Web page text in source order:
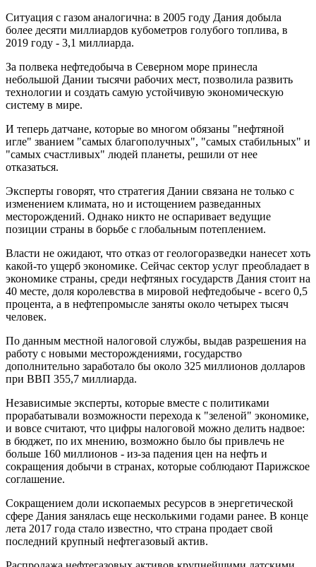
Ситуация с газом аналогична: в 2005 году Дания добыла
более десяти миллиардов кубометров голубого топлива, в
2019 году - 3,1 миллиарда.
За полвека нефтедобыча в Северном море принесла
небольшой Дании тысячи рабочих мест, позволила развить
технологии и создать самую устойчивую экономическую
систему в мире.
И теперь датчане, которые во многом обязаны "нефтяной
игле" званием "самых благополучных", "самых стабильных" и
"самых счастливых" людей планеты, решили от нее
отказаться.
Эксперты говорят, что стратегия Дании связана не только с
изменением климата, но и истощением разведанных
месторождений. Однако никто не оспаривает ведущие
позиции страны в борьбе с глобальным потеплением.
Власти не ожидают, что отказ от геологоразведки нанесет хоть
какой-то ущерб экономике. Сейчас сектор услуг преобладает в
экономике страны, среди нефтяных государств Дания стоит на
40 месте, доля королевства в мировой нефтедобыче - всего 0,5
процента, а в нефтепромысле заняты около четырех тысяч
человек.
По данным местной налоговой службы, выдав разрешения на
работу с новыми месторождениями, государство
дополнительно заработало бы около 325 миллионов долларов
при ВВП 355,7 миллиарда.
Независимые эксперты, которые вместе с политиками
прорабатывали возможности перехода к "зеленой" экономике,
и вовсе считают, что цифры налоговой можно делить надвое:
в бюджет, по их мнению, возможно было бы привлечь не
больше 160 миллионов - из-за падения цен на нефть и
сокращения добычи в странах, которые соблюдают Парижское
соглашение.
Сокращением доли ископаемых ресурсов в энергетической
сфере Дания занялась еще несколькими годами ранее. В конце
лета 2017 года стало известно, что страна продает свой
последний крупный нефтегазовый актив.